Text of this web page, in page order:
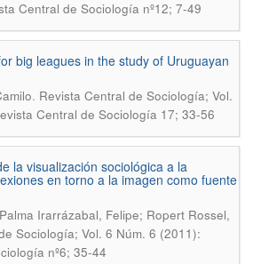
Central de Sociología nº12; 7-49
big leagues in the study of Uruguayan
. Revista Central de Sociología; Vol.
Central de Sociología 17; 33-56
la visualización sociológica a la
en torno a la imagen como fuente
Irarrázabal, Felipe; Ropert Rossel,
Sociología; Vol. 6 Núm. 6 (2011):
nº6; 35-44